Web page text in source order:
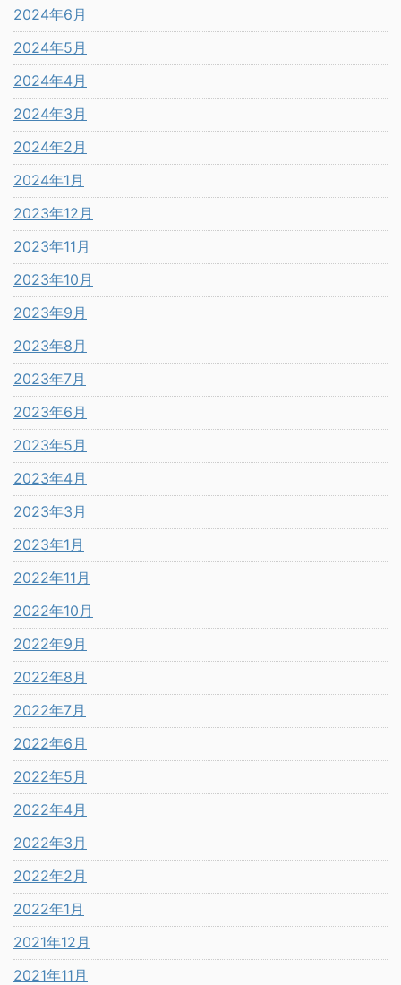
2024年6月
2024年5月
2024年4月
2024年3月
2024年2月
2024年1月
2023年12月
2023年11月
2023年10月
2023年9月
2023年8月
2023年7月
2023年6月
2023年5月
2023年4月
2023年3月
2023年1月
2022年11月
2022年10月
2022年9月
2022年8月
2022年7月
2022年6月
2022年5月
2022年4月
2022年3月
2022年2月
2022年1月
2021年12月
2021年11月